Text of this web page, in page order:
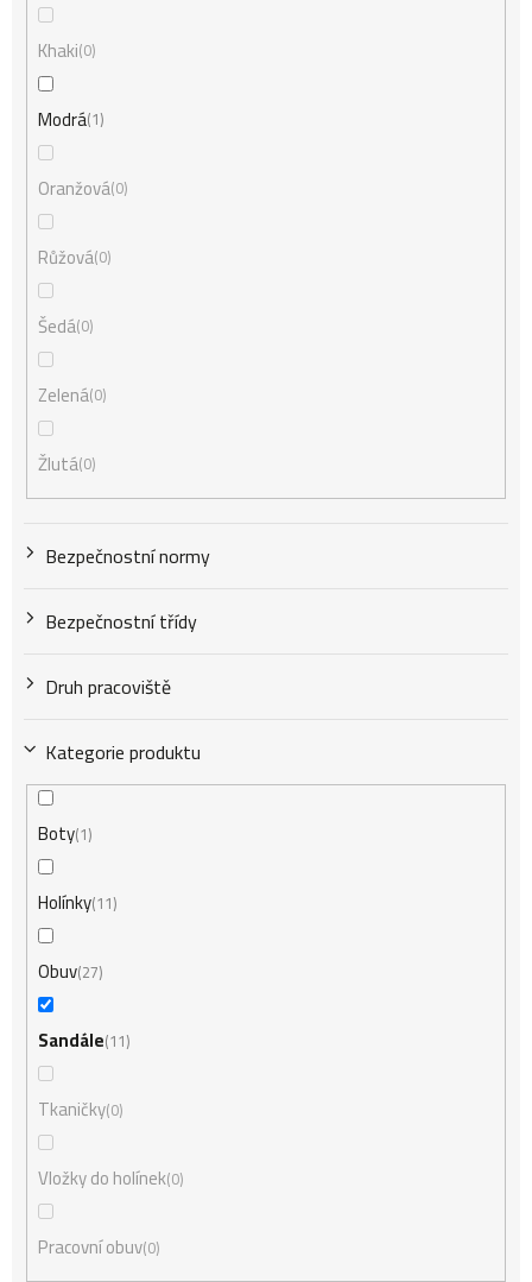
Khaki 0
Modrá 1
Oranžová 0
Růžová 0
Šedá 0
Zelená 0
Žlutá 0
Bezpečnostní normy
Bezpečnostní třídy
Druh pracoviště
Kategorie produktu
Boty 1
Holínky 11
Obuv 27
Sandále 11
Tkaničky 0
Vložky do holínek 0
Pracovní obuv 0